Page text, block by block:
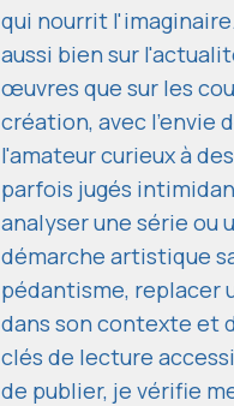
qui nourrit
aussi bien sur
œuvres que sur les
création, avec l'envie
l'amateur curieux à
parfois jugés
analyser une série ou
démarche artistique
pédantisme, replacer
dans son contexte et
clés de lecture
de publier, je vérifie